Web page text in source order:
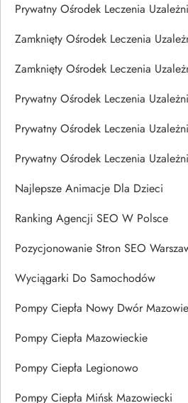
Prywatny Ośrodek Leczenia
Zamknięty Ośrodek Leczenia
Zamknięty Ośrodek Leczenia
Prywatny Ośrodek Leczenia
Prywatny Ośrodek Leczenia
Prywatny Ośrodek Leczenia
Najlepsze Animacje Dla Dzieci
Ranking Agencji SEO W Polsce
Pozycjonowanie Stron SEO
Wyciągarki Do Samochodów
Pompy Ciepła Nowy Dwór
Pompy Ciepła Mazowieckie
Pompy Ciepła Legionowo
Pompy Ciepła Mińsk Mazowiecki